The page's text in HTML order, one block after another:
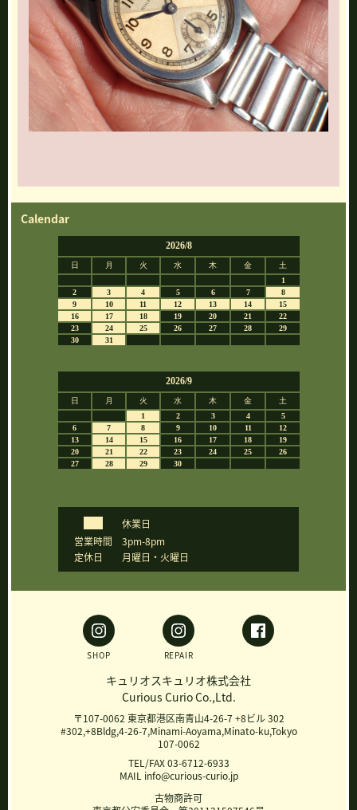
Calendar
休業日
営業時間
3pm-8pm
定休日
月曜日・火曜日
SHOP REPAIR
キュリオスキュリオ株式会社
Curious Curio Co.,Ltd.
〒107-0062 東京都港区南青山4-26-7 +8ビル 302
#302,+8Bldg,4-26-7,Minami-Aoyama,Minato-ku,Tokyo
107-0062
TEL/FAX 03-6712-6933
MAIL info@curious-curio.jp
古物商許可